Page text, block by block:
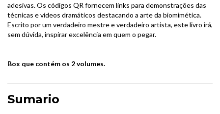
adesivas. Os códigos QR fornecem links para demonstrações das
técnicas e vídeos dramáticos destacando a arte da biomimética.
Escrito por um verdadeiro mestre e verdadeiro artista, este livro irá,
sem dúvida, inspirar excelência em quem o pegar.
Box que contém os 2 volumes.
Sumario